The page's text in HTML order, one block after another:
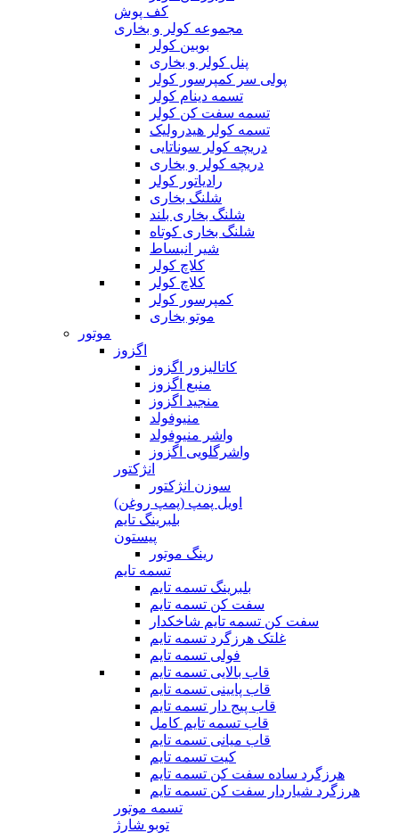
کف پوش
مجموعه کولر و بخاری
بوبین کولر
پنل کولر و بخاری
پولی سر کمپرسور کولر
تسمه دینام کولر
تسمه سفت کن کولر
تسمه کولر هیدرولیک
دریچه کولر سوناتایی
دریچه کولر و بخاری
رادیاتور کولر
شلنگ بخاری
شلنگ بخاری بلند
شلنگ بخاری کوتاه
شیر انبساط
کلاچ کولر
کلاچ کولر
کمپرسور کولر
موتو بخاری
موتور
اگزوز
کاتالیزور اگزوز
منبع اگزوز
منجید اگزوز
منیوفولد
واشر منیوفولد
واشرگلویی اگزوز
انژکتور
سوزن انژکتور
اویل پمپ (پمپ روغن)
بلبرینگ تایم
پیستون
رینگ موتور
تسمه تایم
بلبرینگ تسمه تایم
سفت کن تسمه تایم
سفت کن تسمه تایم شاخکدار
غلتک هرزگرد تسمه تایم
فولی تسمه تایم
قاب بالایی تسمه تایم
قاب پایینی تسمه تایم
قاب پیج دار تسمه تایم
قاب تسمه تایم کامل
قاب میانی تسمه تایم
کیت تسمه تایم
هرزگرد ساده سفت کن تسمه تایم
هرزگرد شیاردار سفت کن تسمه تایم
تسمه موتور
توبو شارژ